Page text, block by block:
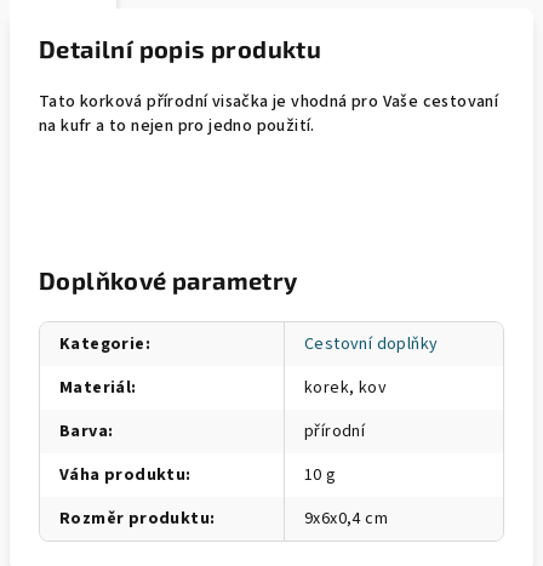
Detailní popis produktu
Tato korková přírodní visačka je vhodná pro Vaše cestovaní
na kufr a to nejen pro jedno použití.
Doplňkové parametry
Kategorie:
Cestovní doplňky
Materiál:
korek, kov
Barva:
přírodní
Váha produktu:
10 g
Rozměr produktu: 9x6x0,4 cm